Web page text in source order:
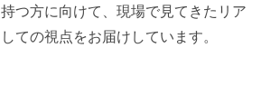
つ方に向けて、現場で見てきたリア
ての視点をお届けしています。